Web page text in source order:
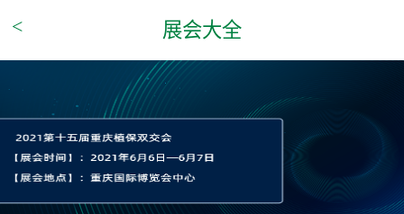
< 展会大全